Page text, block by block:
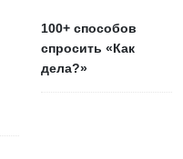
100+ способов
спросить «Как
дела?»